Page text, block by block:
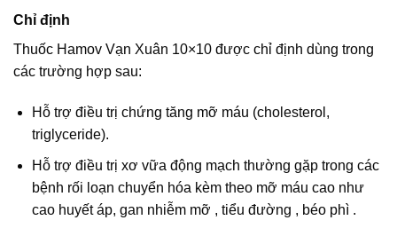
Chỉ định
Thuốc Hamov Vạn Xuân 10×10 được chỉ định dùng trong
các trường hợp sau:
Hỗ trợ điều trị chứng tăng mỡ máu (cholesterol,
triglyceride).
Hỗ trợ điều trị xơ vữa động mạch thường gặp trong các
bệnh rối loạn chuyển hóa kèm theo mỡ máu cao như
cao huyết áp, gan nhiễm mỡ , tiểu đường , béo phì .